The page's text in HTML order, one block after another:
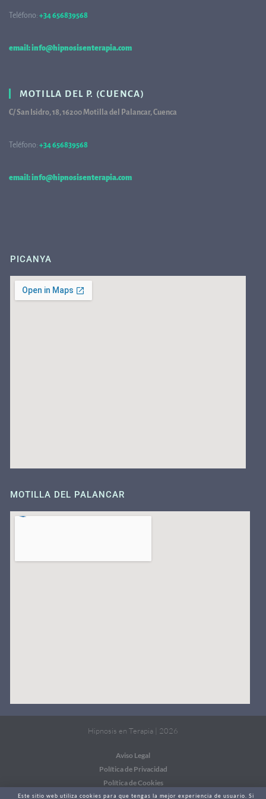
Teléfono: +34 656839568
email: info@hipnosisenterapia.com
MOTILLA DEL P. (CUENCA)
C/ San Isidro, 18, 16200 Motilla del Palancar, Cuenca
Teléfono: +34 656839568
email: info@hipnosisenterapia.com
PICANYA
MOTILLA DEL PALANCAR
Hipnosis en Terapia | 2026
Aviso Legal
Política de Privacidad
Política de Cookies
Este sitio web utiliza cookies para que tengas la mejor experiencia de usuario. Si